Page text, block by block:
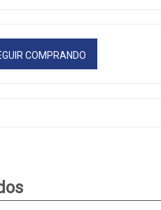
COMPRANDO